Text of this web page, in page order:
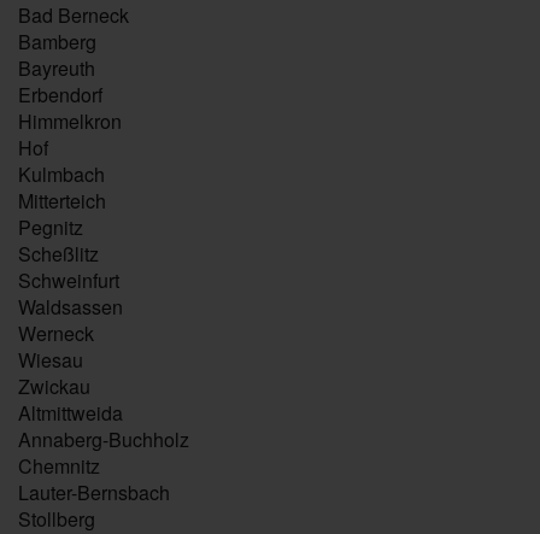
Bad Berneck
Bamberg
Bayreuth
Erbendorf
Himmelkron
Hof
Kulmbach
Mitterteich
Pegnitz
Scheßlitz
Schweinfurt
Waldsassen
Werneck
Wiesau
Zwickau
Altmittweida
Annaberg-Buchholz
Chemnitz
Lauter-Bernsbach
Stollberg